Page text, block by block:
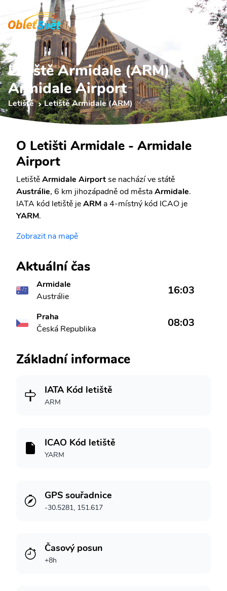
Letiště Armidale (ARM)
Armidale Airport
Letiště Letiště Armidale (ARM)
O Letišti Armidale - Armidale
Airport
LetištěArmidale Airportse nachází ve státě
Austrálie, 6 km jihozápadně od městaArmidale.
IATA kód letiště jeARM a 4-místný kód ICAO je
YARM.
Zobrazit na mapě
Aktuální čas
Armidale
Austrálie
16:03
Praha
Česká Republika
08:03
Základní informace
IATA Kód letiště
ARM
ICAO Kód letiště
YARM
GPS souřadnice
-30.5281, 151.617
Časový posun
+8h